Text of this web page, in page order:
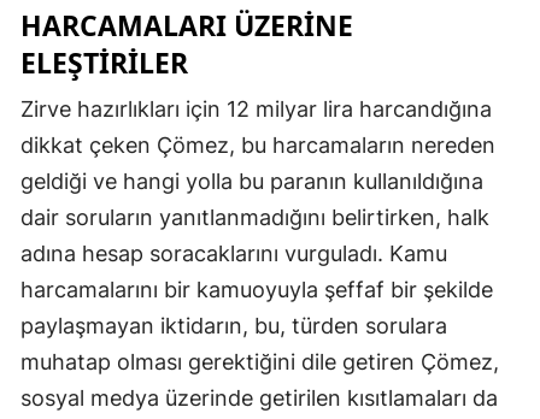
HARCAMALARI ÜZERINE
ELEŞTIRILER
Zirve hazırlıkları için 12 milyar lira harcandığına
dikkat çeken Çömez, bu harcamaların nereden
geldiği ve hangi yolla bu paranın kullanıldığına
dair soruların yanıtlanmadığını belirtirken, halk
adına hesap soracaklarını vurguladı. Kamu
harcamalarını bir kamuoyuyla şeffaf bir şekilde
paylaşmayan iktidarın, bu, türden sorulara
muhatap olması gerektiğini dile getiren Çömez,
sosyal medya üzerinde getirilen kısıtlamaları da